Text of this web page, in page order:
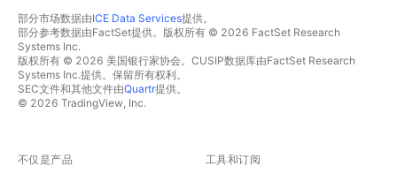
部分市场数据由ICE Data Services提供。
部分参考数据由FactSet提供。版权所有 © 2026 FactSet Research
Systems Inc.
版权所有 © 2026 美国银行家协会。CUSIP数据库由FactSet Research
Systems Inc.提供。保留所有权利。
SEC文件和其他文件由Quartr提供。
© 2026 TradingView, Inc.
不仅是产品 工具和订阅